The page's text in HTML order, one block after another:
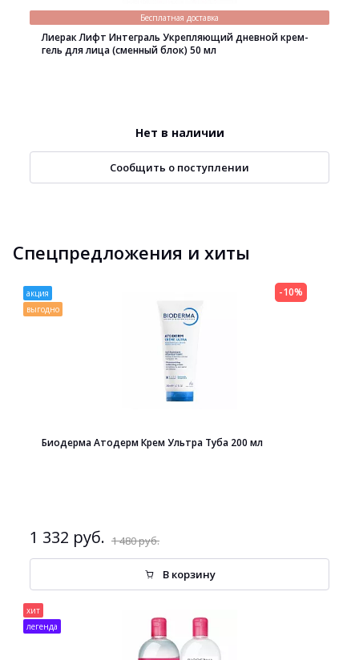
Бесплатная доставка
Лиерак Лифт Интеграль Укрепляющий дневной крем-
гель для лица (сменный блок) 50 мл
Нет в наличии
Сообщить о поступлении
Спецпредложения и хиты
акция
выгодно
Биодерма Атодерм Крем Ультра Туба 200 мл
1 332 руб. 1 480 руб.
-10%
В корзину
хит
легенда